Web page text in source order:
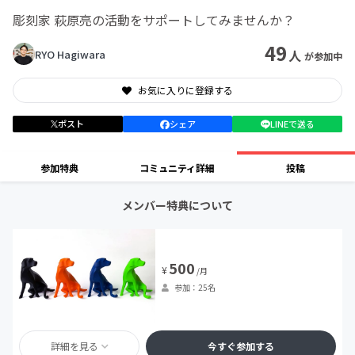
彫刻家 萩原亮の活動をサポートしてみませんか？
RYO Hagiwara 49人 が参加中
お気に入りに登録する
ポスト シェア LINEで送る
参加特典 コミュニティ詳細 投稿
メンバー特典について
¥500 /月
参加：25名
詳細を見る 今すぐ参加する